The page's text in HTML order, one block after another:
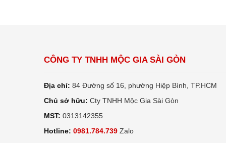
CÔNG TY TNHH MỘC GIA SÀI GÒN
Địa chỉ: 84 Đường số 16, phường Hiệp Bình, TP.HCM
Chủ sở hữu: Cty TNHH Mộc Gia Sài Gòn
MST: 0313142355
Hotline: 0981.784.739 Zalo